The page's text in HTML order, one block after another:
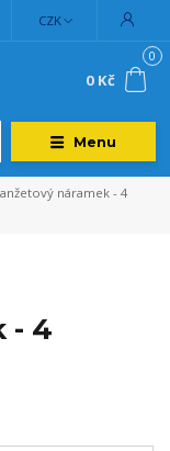
Menu
CZK
0
0 Kč
náramek - 4
- 4